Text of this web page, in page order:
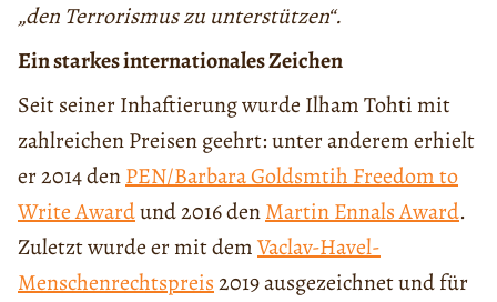
„den Terrorismus zu unterstützen“.
Ein starkes internationales Zeichen
Seit seiner Inhaftierung wurde Ilham Tohti mit
zahlreichen Preisen geehrt: unter anderem erhielt
er 2014 denPEN/Barbara Goldsmtih Freedom to
Write Awardund 2016 denMartin Ennals Award.
Zuletzt wurde er mit demVaclav-Havel-
Menschenrechtspreis2019 ausgezeichnet und für